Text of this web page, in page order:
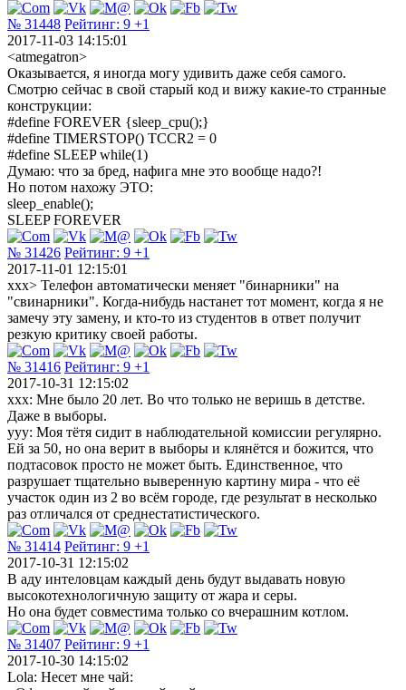
№ 31448 Рейтинг: 9 +1
2017-11-03 14:15:01
<atmegatron>
Оказывается, я иногда могу удивить даже себя самого.
Смотрю сейчас в свой старый код и вижу какие-то странные
конструкции:
#define FOREVER {sleep_cpu();}
#define TIMERSTOP() TCCR2 = 0
#define SLEEP while(1)
Думаю: что за бред, нафига мне это вообще надо?!
Но потом нахожу ЭТО:
sleep_enable();
SLEEP FOREVER
№ 31426 Рейтинг: 9 +1
2017-11-01 12:15:01
xxx> Телефон автоматически меняет "бинарники" на
"свинарники". Когда-нибудь настанет тот момент, когда я не
замечу эту замену, и кто-то из студентов в ответ получит
резкую критику своей работы.
№ 31416 Рейтинг: 9 +1
2017-10-31 12:15:02
ххх: Мне было 20 лет. Во что только не веришь в детстве.
Даже в выборы.
ууу: Моя тётя сидит в наблюдательной комиссии регулярно.
Ей за 50, но она верит в выборы и клянётся и божится, что
подтасовок просто не может быть. Единственное, что
разрушает тщательно выверенную картину мира - что её
участок один из 2 во всём городе, где результат в несколько
раз отличался от среднестатистического.
№ 31414 Рейтинг: 9 +1
2017-10-31 12:15:02
В аду интеловцам каждый день будут выдавать новую
высокотехнологичную защиту от жара и серы.
Но она будет совместима только со вчерашним котлом.
№ 31407 Рейтинг: 9 +1
2017-10-30 14:15:02
Lola: Несет мне чай: